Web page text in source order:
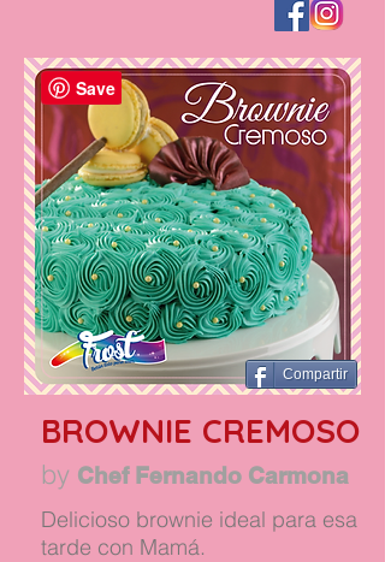
Compartir
BROWNIE CREMOSO
by Chef Fernando Carmona
Delicioso brownie ideal para esa
tarde con Mamá.